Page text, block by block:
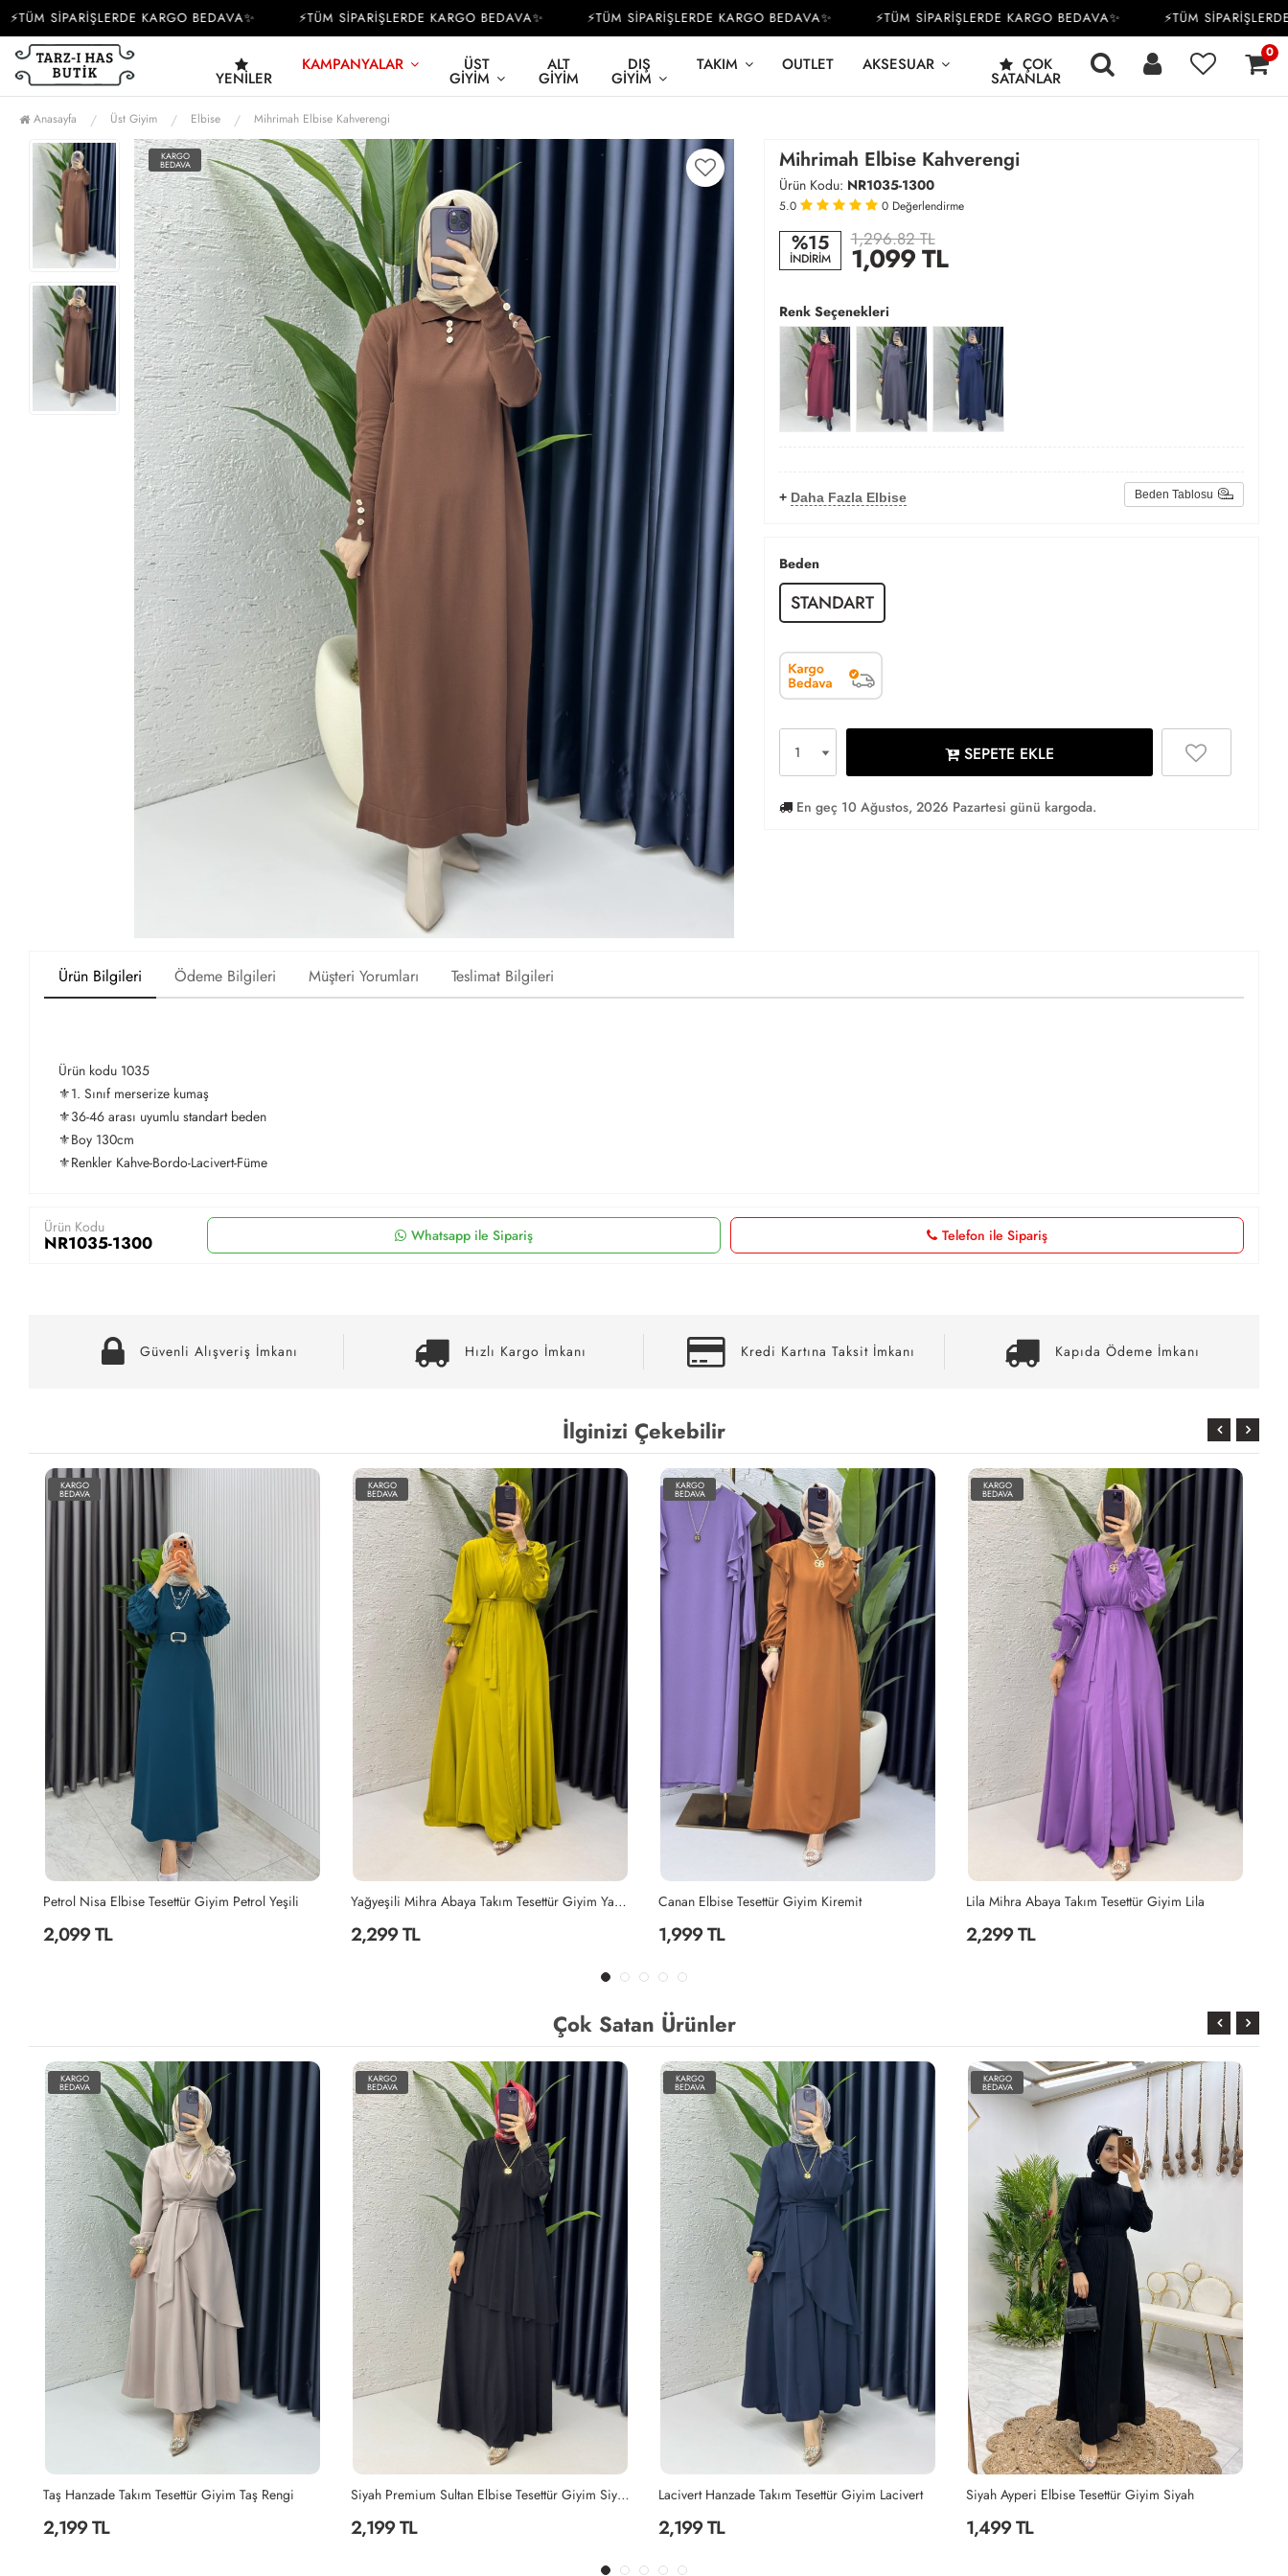
SİPARİŞLERDE KARGO BEDAVA✨ ⚡TÜM SİPARİŞLERDE KARGO BEDAVA✨ ⚡TÜM SİPARİŞLERDE KARGO BEDAVA✨ ⚡TÜM SİPARİŞLERDE KARGO BEDAVA✨ ⚡TÜM SİPARİŞLERDE
YENILER
KAMPANYALAR ÜST
GIYIM
ALT
GIYIM
DIŞ
GIYIM
TAKIM OUTLET AKSESUAR ÇOK
SATANLAR
0
Anasayfa Üst Giyim Elbise Mihrimah Elbise Kahverengi
KARGO
BEDAVA Mihrimah Elbise Kahverengi
Ürün Kodu: NR1035-1300
5.0 0 Değerlendirme
%15
İNDİRİM
1,296.82 TL
1,099TL
Renk Seçenekleri
+ Daha Fazla Elbise Beden Tablosu
Beden
STANDART
SEPETE EKLE
En geç 10 Ağustos, 2026 Pazartesi günü kargoda.
Ürün Bilgileri Ödeme Bilgileri Müşteri Yorumları Teslimat Bilgileri
Ürün kodu 1035
⚜️1. Sınıf merserize kumaş
⚜️36-46 arası uyumlu standart beden
⚜️Boy 130cm
⚜️Renkler Kahve-Bordo-Lacivert-Füme
Ürün Kodu
NR1035-1300 Whatsapp ile Sipariş Telefon ile Sipariş
Güvenli Alışveriş İmkanı Hızlı Kargo İmkanı Kredi Kartına Taksit İmkanı Kapıda Ödeme İmkanı
İlginizi Çekebilir
Nisa Elbise Tesettür Giyim Petrol Yeşili
TL
Yağyeşili Mihra Abaya Takım Tesettür Giyim Yağ Yeşili
2,299 TL
Canan Elbise Tesettür Giyim Kiremit
1,999 TL
Lila Mihra Abaya Takım Tesettür Giyim Lila
2,299 TL
Çok Satan Ürünler
KARGO
BEDAVA
Taş Hanzade Takım Tesettür Giyim Taş Rengi
2,199 TL
KARGO
BEDAVA
Siyah Premium Sultan Elbise Tesettür Giyim Siyah
2,199 TL
KARGO
BEDAVA
Lacivert Hanzade Takım Tesettür Giyim Lacivert
2,199 TL
KARGO
BEDAVA
Siyah Ayperi Elbise Tesettür Giyim Siyah
1,499 TL